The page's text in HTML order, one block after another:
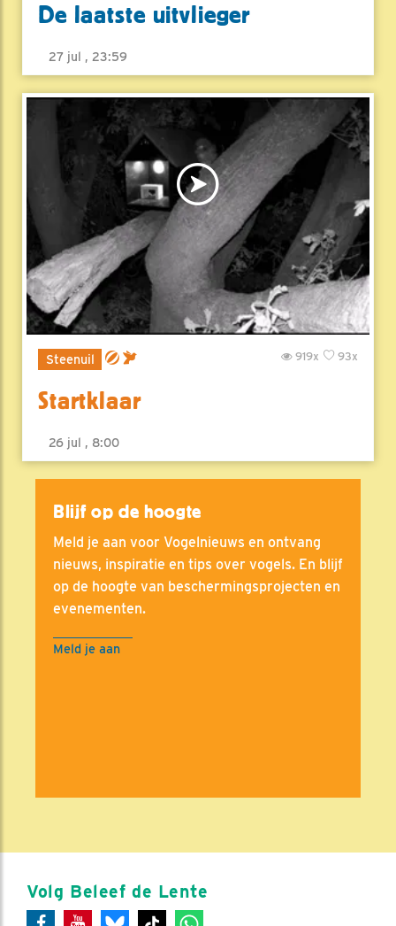
De laatste uitvlieger
27 jul , 23:59
Steenuil 93x
919x
Startklaar
26 jul , 8:00
Blijf op de hoogte
Meld je aan voor Vogelnieuws en ontvang
nieuws, inspiratie en tips over vogels. En blijf
op de hoogte van beschermingsprojecten en
evenementen.
Meld je aan
Volg Beleef de Lente